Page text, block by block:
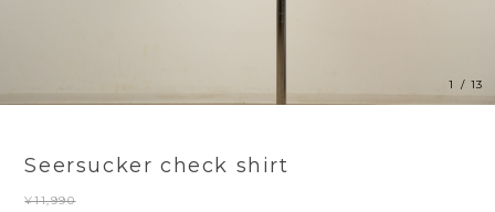
1 / 13
Seersucker check shirt
¥11,990